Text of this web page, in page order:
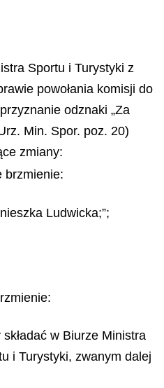
Sportu i Turystyki z
powołania komisji do
odznaki „Za
Min. Spor. poz. 20)
zmiany:
brzmienie:
Ludwicka;”;
w Biurze Ministra
i Turystyki, zwanymdalej